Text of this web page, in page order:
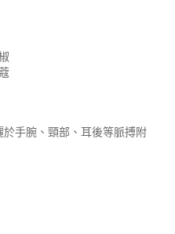
手腕、頸部、耳後等脈搏附